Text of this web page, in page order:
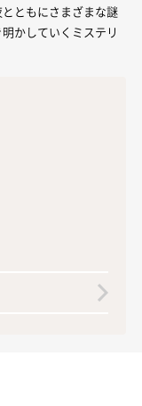
ともにさまざまな謎
かしていくミステリ